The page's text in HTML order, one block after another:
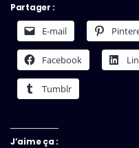
Partager :
E-mail
Facebook
Tumblr
J’aime ça :